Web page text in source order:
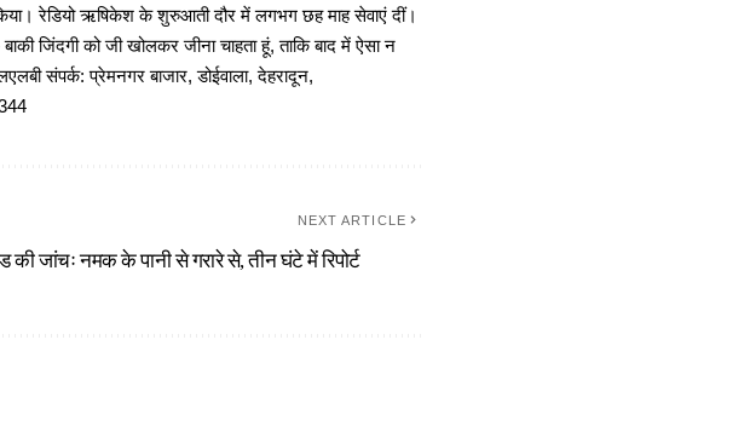
रेडियो ऋषिकेश के शुरुआती दौर में लगभग छह माह सेवाएं दीं।
जिंदगी को जी खोलकर जीना चाहता हूं, ताकि बाद में ऐसा न
संपर्क: प्रेमनगर बाजार, डोईवाला, देहरादून,
NEXT ARTICLE
की जांचः नमक के पानी से गरारे से, तीन घंटे में रिपोर्ट